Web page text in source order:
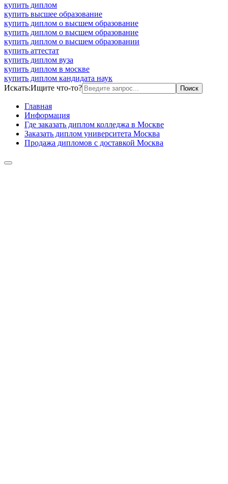
купить диплом
купить высшее образование
купить диплом о высшем образование
купить диплом о высшем образование
купить диплом о высшем образовании
купить аттестат
купить диплом вуза
купить диплом в москве
купить диплом кандидата наук
Искать:Ищите что-то?
Главная
Информация
Где заказать диплом колледжа в Москве
Заказать диплом университета Москва
Продажа дипломов с доставкой Москва